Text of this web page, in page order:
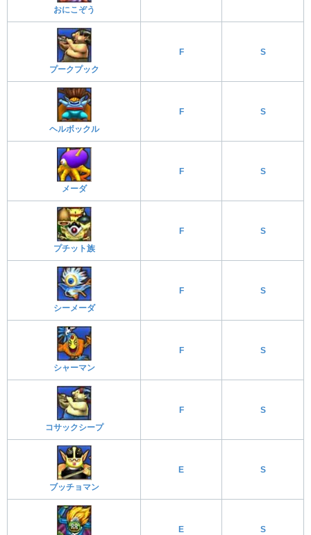
おにこぞう
プークプック
F S
ヘルボックル
F S
メーダ
F S
プチット族
F S
シーメーダ
F S
シャーマン
F S
コサックシープ
F S
ブッチョマン
E S
E S